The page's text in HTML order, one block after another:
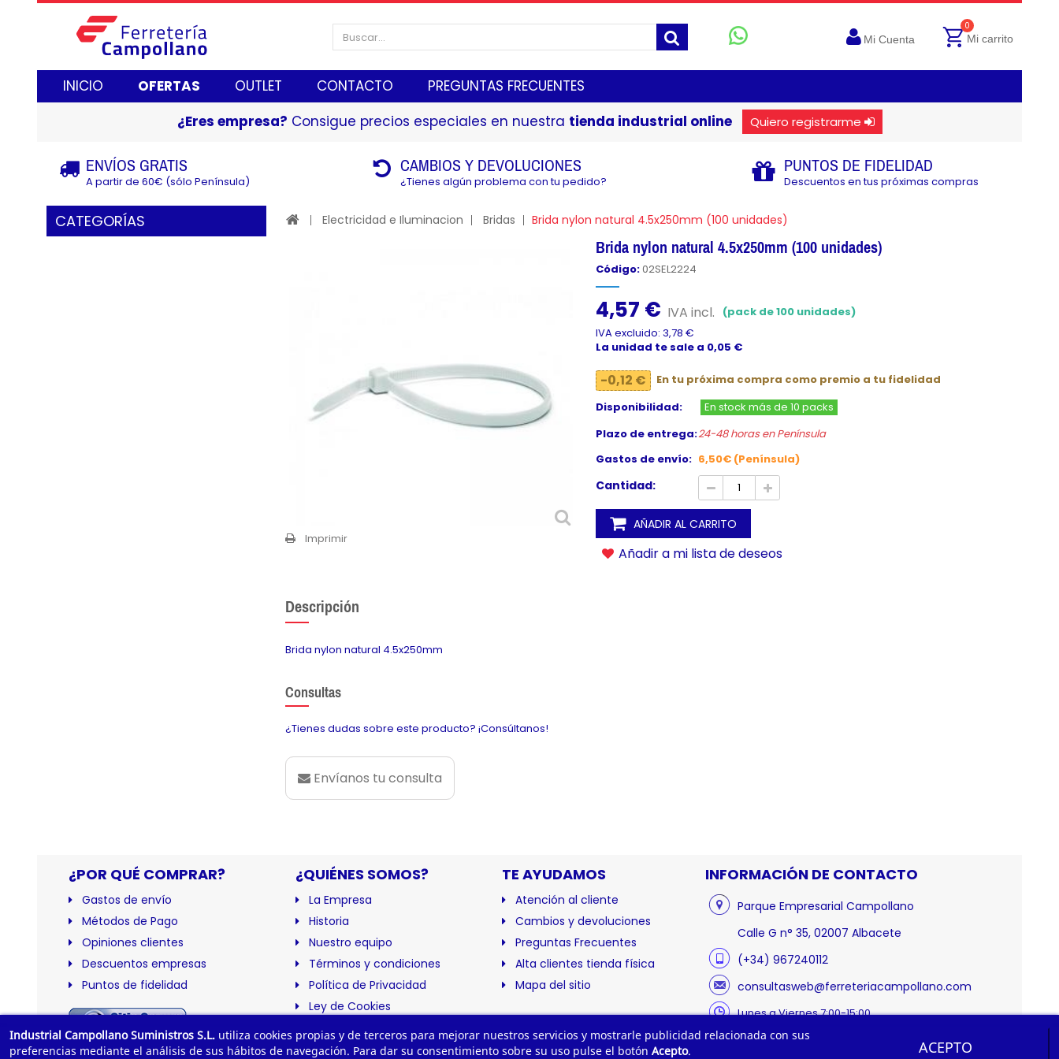
INICIO OFERTAS OUTLET CONTACTO PREGUNTAS FRECUENTES
Mi Cuenta
0
Mi carrito
¿Eres empresa? Consigue precios especiales en nuestra tienda industrial online Quiero registrarme
ENVÍOS GRATIS
A partir de 60€ (sólo Península)
CAMBIOS Y DEVOLUCIONES
¿Tienes algún problema con tu pedido?
PUNTOS DE FIDELIDAD
Descuentos en tus próximas compras
CATEGORÍAS Electricidad e Iluminacion Bridas Brida nylon natural 4.5x250mm (100 unidades)
Imprimir
Brida nylon natural 4.5x250mm (100 unidades)
Código:02SEL2224
4,57 € IVA incl.
(pack de 100 unidades)
IVA excluido: 3,78 €
La unidad te sale a 0,05 €
-0,12 €
En tu próxima compra como premio a tu fidelidad
Disponibilidad:
En stock más de 10 packs
Plazo de entrega:24-48 horas en Península
Gastos de envío: 6,50€ (Península)
Cantidad:
AÑADIR AL CARRITO
Añadir a mi lista de deseos
Descripción
Brida nylon natural 4.5x250mm
Consultas
¿Tienes dudas sobre este producto? ¡Consúltanos!
Envíanos tu consulta
¿POR QUÉ COMPRAR?
Gastos de envío
Métodos de Pago
Opiniones clientes
Descuentos empresas
Puntos de fidelidad
¿QUIÉNES SOMOS?
La Empresa
Historia
Nuestro equipo
Términos y condiciones
Política de Privacidad
Ley de Cookies
Certificación
TE AYUDAMOS
Atención al cliente
Cambios y devoluciones
Preguntas Frecuentes
Alta clientes tienda física
Mapa del sitio
INFORMACIÓN DE CONTACTO
Parque Empresarial Campollano
Calle G n° 35, 02007 Albacete
(+34) 967240112
consultasweb@ferreteriacampollano.com
Lunes a Viernes 7:00-15:00
Industrial Campollano Suministros S.L. utiliza cookies propias y de terceros para mejorar nuestros servicios y mostrarle publicidad relacionada con sus
preferencias mediante el análisis de sus hábitos de navegación. Para dar su consentimiento sobre su uso pulse el botón Acepto. ACEPTO